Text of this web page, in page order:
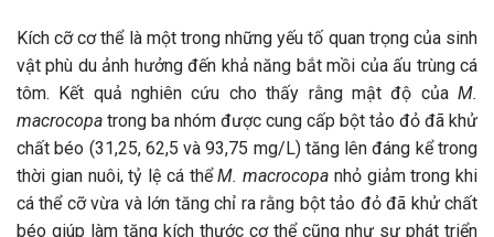
Kích cỡ cơ thể là một trong những yếu tố quan trọng của sinh
vật phù du ảnh hưởng đến khả năng bắt mồi của ấu trùng cá
tôm. Kết quả nghiên cứu cho thấy rằng mật độ của M.
macrocopa trong ba nhóm được cung cấp bột tảo đỏ đã khử
chất béo (31,25, 62,5 và 93,75 mg/L) tăng lên đáng kể trong
thời gian nuôi, tỷ lệ cá thểM. macrocopa nhỏ giảm trong khi
cá thể cỡ vừa và lớn tăng chỉ ra rằng bột tảo đỏ đã khử chất
béo giúp làm tăng kích thước cơ thể cũng như sự phát triển